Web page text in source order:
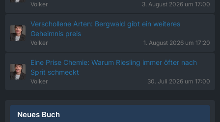
Volker 3. August 2026 um 17:00
Verschollene Arten: Bergwald gibt ein weiteres
Geheimnis preis
Volker 1. August 2026 um 17:20
Eine Prise Chemie: Warum Riesling immer öfter nach
Sprit schmeckt
Volker 30. Juli 2026 um 17:00
Neues Buch